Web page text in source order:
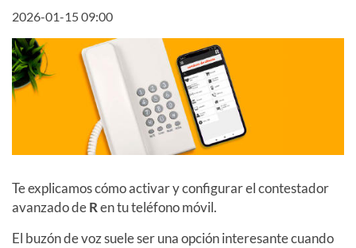
2026-01-15 09:00
Te explicamos cómo activar y configurar el contestador
avanzado deRen tu teléfono móvil.
El buzón de voz suele ser una opción interesante cuando